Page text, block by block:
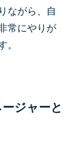
ながら、自
常にやりが
。
ジャーと